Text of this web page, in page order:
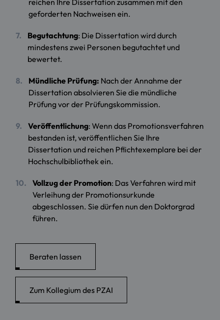
reichen Ihre Dissertation zusammen mit den
geforderten Nachweisen ein.
Begutachtung: Die Dissertation wird durch
mindestens zwei Personen begutachtet und
bewertet.
Mündliche Prüfung: Nach der Annahme der
Dissertation absolvieren Sie die mündliche
Prüfung vor der Prüfungskommission.
Veröffentlichung: Wenn das Promotionsverfahren
bestanden ist, veröffentlichen Sie Ihre
Dissertation und reichen Pflichtexemplare bei der
Hochschulbibliothek ein.
Vollzug der Promotion: Das Verfahren wird mit
Verleihung der Promotionsurkunde
abgeschlossen. Sie dürfen nun den Doktorgrad
führen.
Beraten lassen
Zum Kollegium des PZAI